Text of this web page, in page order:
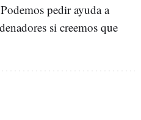
pedir ayuda a
si creemos que